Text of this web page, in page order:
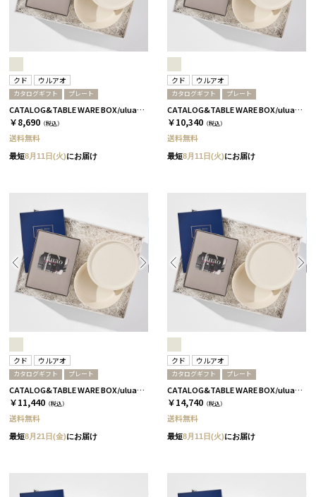
クド ウルアオ
カタログギフト プレート
CATALOG&TABLE WARE BOX/uluao/9°/白無垢/全5種 フロレンツィア
￥8,690 （税込）
送料無料
最短8月11日(火)にお届け
クド ウルアオ
カタログギフト プレート
CATALOG&TABLE WARE BOX/uluao/9°/白無垢/全5種 バジーリア
￥10,340 （税込）
送料無料
最短8月11日(火)にお届け
クド ウルアオ
カタログギフト プレート
CATALOG&TABLE WARE BOX/uluao/9°/白無垢/全5種 イヴェット
￥11,440 （税込）
送料無料
最短8月21日(金)にお届け
クド ウルアオ
カタログギフト プレート
CATALOG&TABLE WARE BOX/uluao/9°/白無垢/全5種 ザグーアン
￥14,740 （税込）
送料無料
最短8月11日(火)にお届け